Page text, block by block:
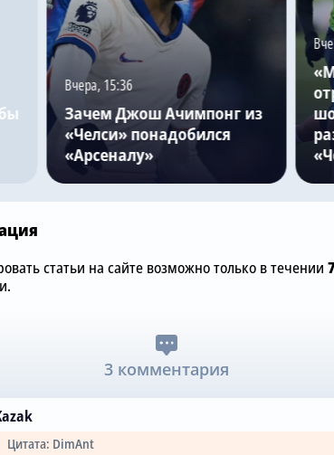
Вчера, 15:36
Зачем Джош Ачимпонг из
«Челси» понадобился
«Арсеналу»
статьи на сайте возможно только в течении
3 комментария
Цитата: DimAnt